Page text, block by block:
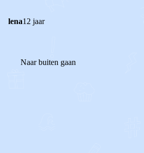
lena12 jaar
Naar buiten gaan